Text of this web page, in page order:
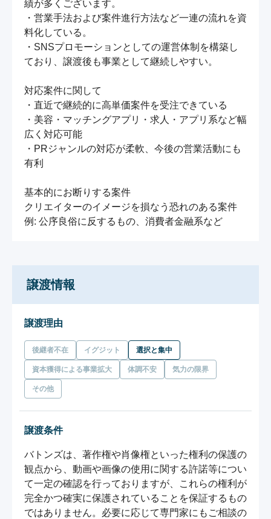
績が多くございます。
・営業手法および案件進行方法など一連の流れを資
料化している。
・SNSプロモーションとしての運営体制を構築し
ており、譲渡後も事業として継続しやすい。
対応案件に関して
・直近で継続的に高単価案件を受注できている
・美容・マッチングアプリ・求人・アプリ系など幅
広く対応可能
・PRジャンルの対応が柔軟、今後の営業活動にも
有利
基本的にお断りする案件
クリエイターのイメージを損なう恐れのある案件
例: 公序良俗に反するもの、消費者金融系など
譲渡情報
譲渡理由
後継者不在 イグジット 選択と集中
資本獲得による事業拡大 体調不安 気力の限界
その他
譲渡条件
バトンズは、著作権や肖像権といった権利の保護の
観点から、動画や画像の使用に関する許諾等につい
て一定の確認を行っておりますが、これらの権利が
完全かつ確実に保護されていることを保証するもの
ではありません。必要に応じて専門家にもご相談の